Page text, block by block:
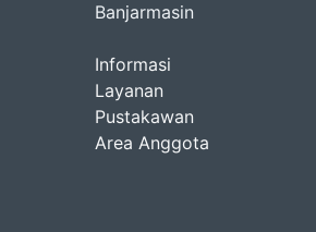
Banjarmasin
Informasi
Layanan
Pustakawan
Area Anggota